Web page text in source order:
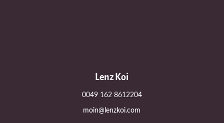
Lenz Koi
0049 162 8612204
moin@lenzkoi.com